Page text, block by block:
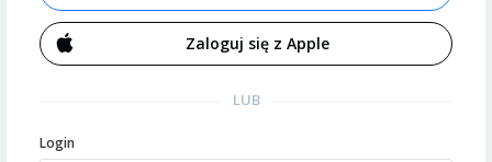
Zaloguj się z Apple
LUB
Login